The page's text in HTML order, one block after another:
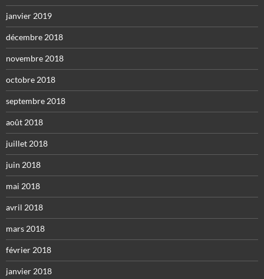
janvier 2019
décembre 2018
novembre 2018
octobre 2018
septembre 2018
août 2018
juillet 2018
juin 2018
mai 2018
avril 2018
mars 2018
février 2018
janvier 2018